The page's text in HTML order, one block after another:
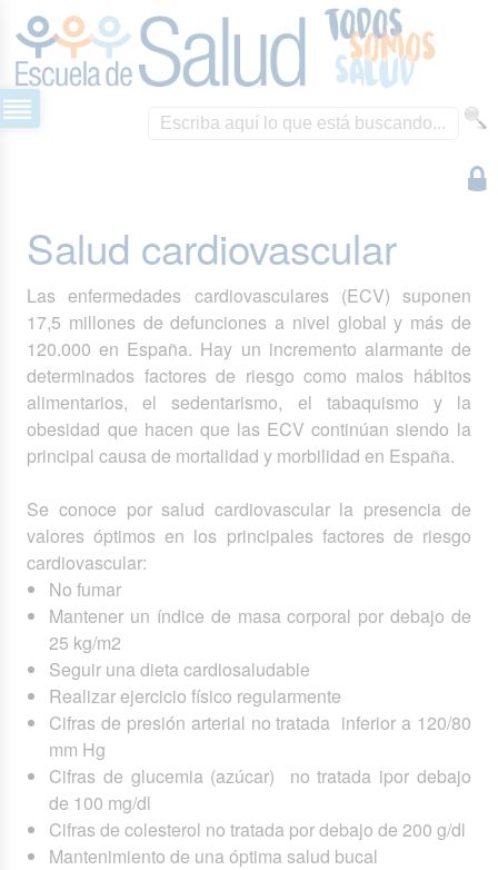
Salud cardiovascular
Las enfermedades cardiovasculares (ECV) suponen
17,5 millones de defunciones a nivel global y más de
120.000 en España. Hay un incremento alarmante de
determinados factores de riesgo como malos hábitos
alimentarios, el sedentarismo, el tabaquismo y la
obesidad que hacen que las ECV continúan siendo la
principal causa de mortalidad y morbilidad en España.
Se conoce por salud cardiovascular la presencia de
valores óptimos en los principales factores de riesgo
cardiovascular:
No fumar
Mantener un índice de masa corporal por debajo de
25 kg/m2
Seguir una dieta cardiosaludable
Realizar ejercicio físico regularmente
Cifras de presión arterial no tratada inferior a 120/80
mm Hg
Cifras de glucemia (azúcar) no tratada ipor debajo
de 100 mg/dl
Cifras de colesterol no tratada por debajo de 200 g/dl
Mantenimiento de una óptima salud bucal